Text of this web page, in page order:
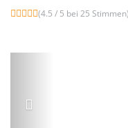
(4.5 / 5 bei 25 Stimmen)